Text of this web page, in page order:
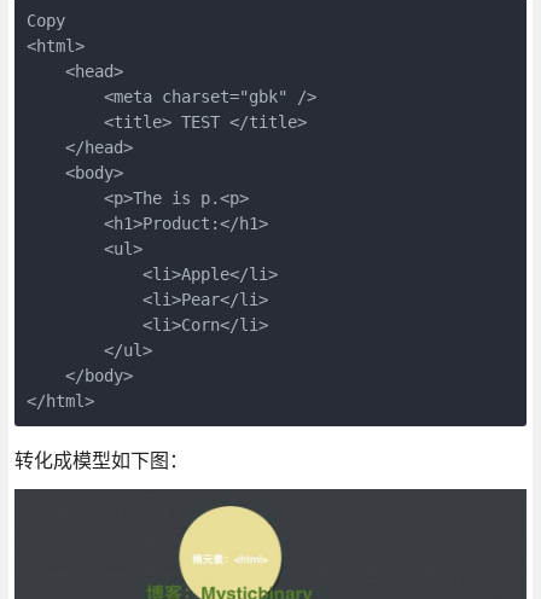
Copy
<html>
    <head>
        <meta charset="gbk" />
        <title> TEST </title>
    </head>
    <body>
        <p>The is p.<p>
        <h1>Product:</h1>
        <ul>
            <li>Apple</li>
            <li>Pear</li>
            <li>Corn</li>
        </ul>
    </body>
</html>
转化成模型如下图：